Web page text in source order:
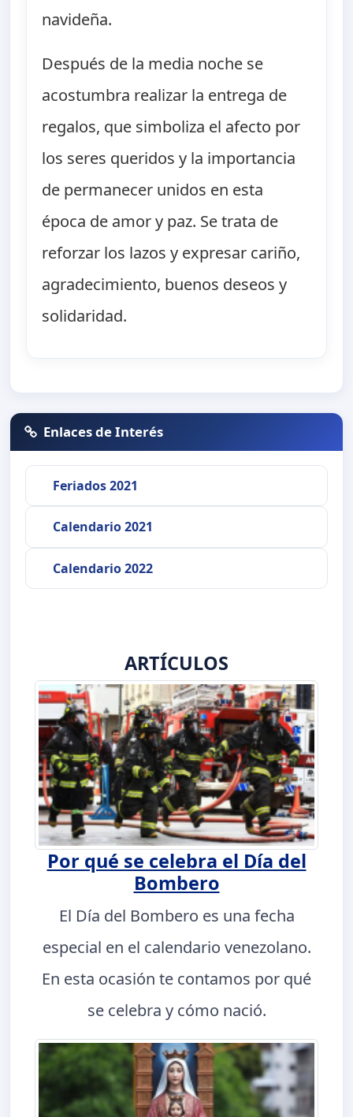
navideña.
Después de la media noche se
acostumbra realizar la entrega de
regalos, que simboliza el afecto por
los seres queridos y la importancia
de permanecer unidos en esta
época de amor y paz. Se trata de
reforzar los lazos y expresar cariño,
agradecimiento, buenos deseos y
solidaridad.
Enlaces de Interés
Feriados 2021
Calendario 2021
Calendario 2022
ARTÍCULOS
Por qué se celebra el Día del
Bombero
El Día del Bombero es una fecha
especial en el calendario venezolano.
En esta ocasión te contamos por qué
se celebra y cómo nació.